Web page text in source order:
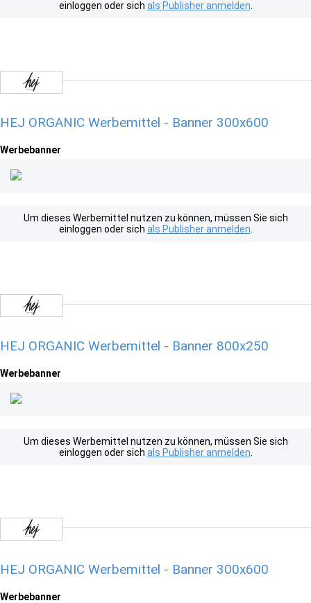
einloggen oder sich als Publisher anmelden
HEJ ORGANIC Werbemittel - Banner 300x600
Werbebanner
Um dieses Werbemittel nutzen zu können, müssen Sie sich
einloggen oder sich als Publisher anmelden
HEJ ORGANIC Werbemittel - Banner 800x250
Werbebanner
Um dieses Werbemittel nutzen zu können, müssen Sie sich
einloggen oder sich als Publisher anmelden
HEJ ORGANIC Werbemittel - Banner 300x600
Werbebanner